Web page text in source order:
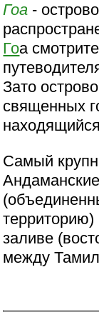
Гоа -
Гоа
Зато
священных
Самый
территорию)
заливе
между